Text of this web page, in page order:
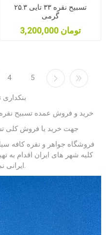
تسبیح نقره ۳۳ تایی ۲۵.۳
گرمی
3,200,000 تومان
4 5
بنکداری
خرید و فروش عمده تسبیح نقره
جهت خرید یا فروش کلی
فروشگاه جواهر و نقره کافه
کلیه شهر های ایران اقدام به
ایرانی نموده است.